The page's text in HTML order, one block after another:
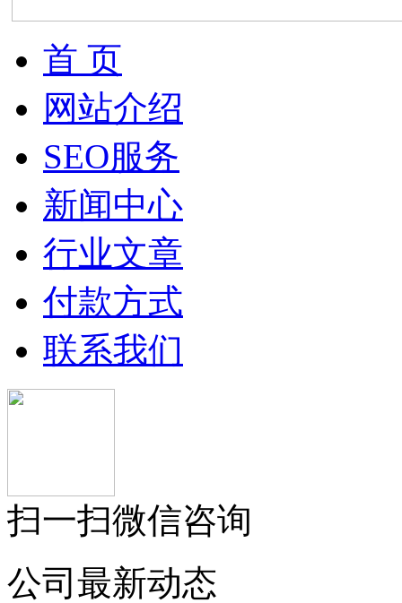
首 页
网站介绍
SEO服务
新闻中心
行业文章
付款方式
联系我们
扫一扫微信咨询
公司最新动态